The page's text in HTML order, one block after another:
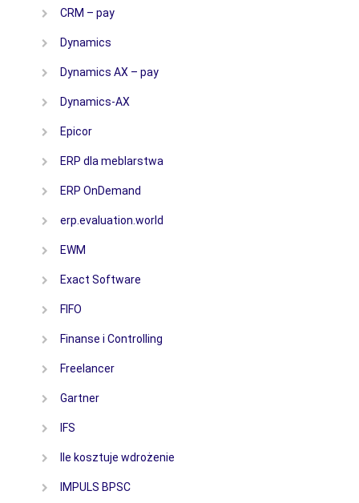
CRM – pay
Dynamics
Dynamics AX – pay
Dynamics-AX
Epicor
ERP dla meblarstwa
ERP OnDemand
erp.evaluation.world
EWM
Exact Software
FIFO
Finanse i Controlling
Freelancer
Gartner
IFS
Ile kosztuje wdrożenie
IMPULS BPSC